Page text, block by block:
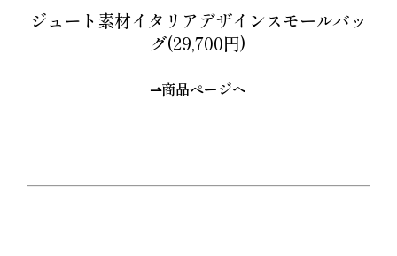
ジュート素材イタリアデザインスモールバッ
グ(29,700円)
⇀商品ページへ